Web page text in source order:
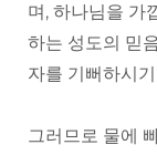
며, 하나님을 가
하는 성도의 믿
자를 기뻐하시
그러므로 물에